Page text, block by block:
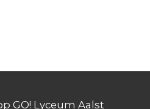
GO! Lyceum Aalst